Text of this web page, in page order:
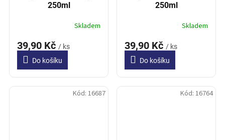
250ml
Skladem
39,90 Kč / ks
Do košíku
250ml
Skladem
39,90 Kč / ks
Do košíku
Kód: 16687 Kód: 16764